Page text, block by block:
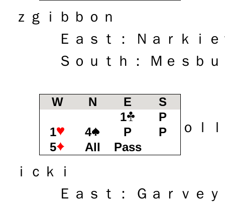
ｚｇｉｂｂｏｎ
Ｅａｓｔ： Ｎａｒｋｉｅ
Ｓｏｕｔｈ： Ｍｅｓｂｕ
W N E
S
1
P
1
4 P
P
5
All Pass
ｏｌｌ
ｉｃｋｉ
Ｅａｓｔ： Ｇａｒｖｅｙ